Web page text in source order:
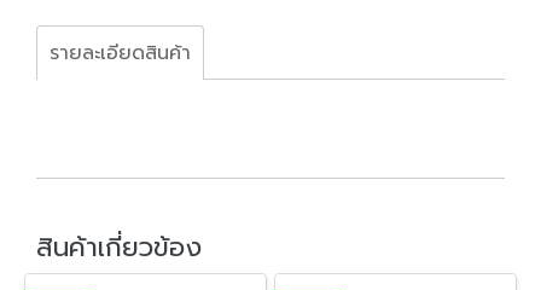
รายละเอียดสินค้า
สินค้าเกี่ยวข้อง